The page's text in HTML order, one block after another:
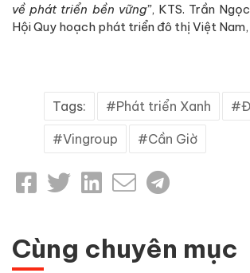
về phát triển bền vững”, KTS. Trần
Hội Quy hoạch phát triển đô thị Việt Nam,
Tags: Phát triển Xanh
Vingroup Cần Giờ
Cùng chuyên mục